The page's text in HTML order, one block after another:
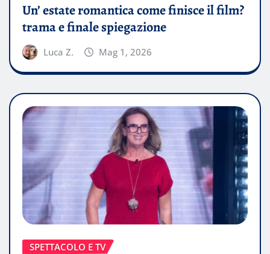
Un’ estate romantica come finisce il film?
trama e finale spiegazione
Luca Z. Mag 1, 2026
SPETTACOLO E TV